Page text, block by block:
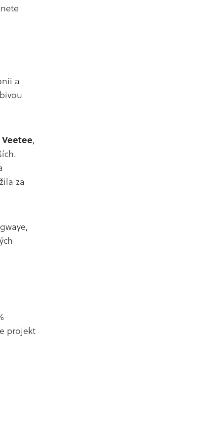
a
Veetee,
za
projekt